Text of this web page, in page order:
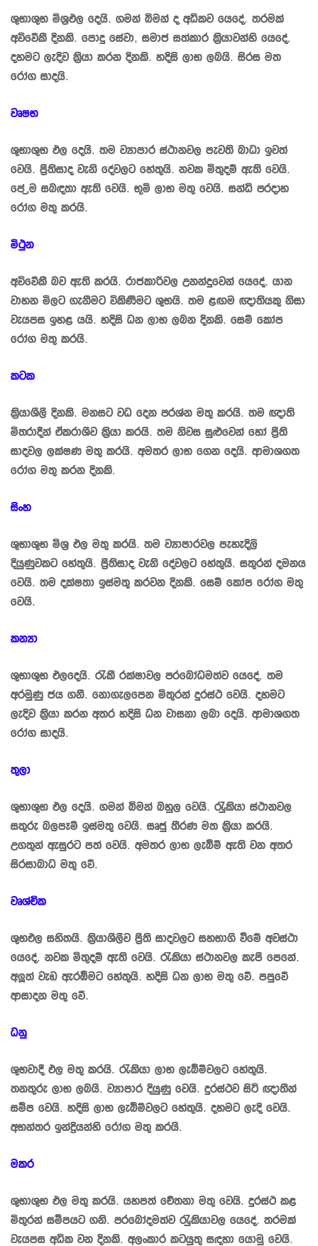
ශුභාශුභ මිශ‍්‍රඵල දෙයි. ගමන් බිමන් ද අධිකව යෙදේ. තරමක්
අවිවේකී දිනකි. පොදු සේවා, සමාජ සත්කාර කි‍්‍රයාවන්හි යෙදේ.
දහමට ලැදිව කි‍්‍රයා කරන දිනකි. හදිසි ලාභ ලබයි. සිරස මත
රෝග සාදයි.
වෘෂභ
ශුභාශුභ ඵල දෙයි. තම ව්‍යාපාර ස්ථානවල පැවති බාධා ඉවත්
වෙයි. පී‍්‍රතිසාද වැනි දේවලට හේතුයි. නවක මිතුදම් ඇති වෙයි.
පේ‍්‍රම සබඳතා ඇති වෙයි. භූමි ලාභ මතු වෙයි. සන්ධි ප‍්‍රදාහ
රෝග මතු කරයි.
මිථුන
අවිවේකී බව ඇති කරයි. රාජකාරිවල උනන්දුවෙන් යෙදේ. යාන
වාහන මිලට ගැනීමට විකිණීමට ශුභයි. තම ළඟම ඥාතියකු නිසා
වැයපස ඉහළ යයි. හදිසි ධන ලාභ ලබන දිනකි. සෙම් කෝප
රෝග මතු කරයි.
කටක
කි‍්‍රයාශීලී දිනකි. මනසට වධ දෙන ප‍්‍රශ්න මතු කරයි. තම ඥාති
මිත‍්‍රාදීන් ඒකරාශීව කි‍්‍රයා කරයි. තම නිවස සුළුවෙන් හෝ පී‍්‍රති
සාදවල ලක්ෂණ මතු කරයි. අමතර ලාභ ගෙන දෙයි. ආමාශගත
රෝග මතු කරන දිනකි.
සිංහ
ශුභාශුභ මිශ‍්‍ර ඵල මතු කරයි. තම ව්‍යාපාරවල පැහැදිලි
දියුණුවකට හේතුයි. පී‍්‍රතිසාද වැනි දේවලට හේතුයි. සතුරන් දමනය
වෙයි. තම දක්ෂතා ඉස්මතු කරවන දිනකි. සෙම් කෝප රෝග මතු
වෙයි.
කන්‍යා
ශුභාශුභ ඵලදෙයි. රැකී රක්ෂාවල ප‍්‍රබෝධමත්ව යෙදේ. තම
අරමුණු ජය ගනී. නොගැලපෙන මිතුරන් දුරස්ථ වෙයි. දහමට
ලැදිව කි‍්‍රයා කරන අතර හදිසි ධන වාසනා ලබා දෙයි. ආමාශගත
රෝග සාදයි.
තුලා
ශුභාශුභ ඵල දෙයි. ගමන් බිමන් බහුල වෙයි. රැුකියා ස්ථානවල
සතුරු බලපෑම් ඉස්මතු වෙයි. සෘජු තීරණ මත කි‍්‍රයා කරයි.
උගතුන් ඇසුරට පත් වෙයි. අමතර ලාභ ලැබීම් ඇති වන අතර
සිරසාබාධ මතු වේ.
වෘශ්චික
ශුභඵල සහිතයි. කි‍්‍රයාශීලීව පී‍්‍රති සාදවලට සහභාගි වීමේ අවස්ථා
යෙදේ. නවක මිතුදම් ඇති වෙයි. රැකියා ස්ථානවල කැපී පෙනේ.
අලූත් වැඩ ඇරඹීමට හේතුයි. හදිසි ධන ලාභ මතු වේ. පපුවේ
ආසාදන මතු වේ.
ධනු
ශුභවාදී ඵල මතු කරයි. රැකියා ලාභ ලැබීම්වලට හේතුයි.
තනතුරු ලාභ ලබයි. ව්‍යාපාර දියුණු වෙයි. දුරස්ථව සිටි ඥාතීන්
සමීප වෙයි. හදිසි ලාභ ලැබීම්වලට හේතුයි. දහමට ලැදි වෙයි.
අභන්තර ඉන්ද්‍රියන්හි රෝග මතු කරයි.
මකර
ශුභාශුභ ඵල මතු කරයි. යහපත් චේතනා මතු වෙයි. දුරස්ථ කළ
මිතුරන් සමීපයට ගනි. ප‍්‍රබෝදමත්ව රැුකියාවල යෙදේ. තරමක්
වැයපස අධික වන දිනකි. අලංකාර කටයුතු සඳහා යොමු වෙයි.